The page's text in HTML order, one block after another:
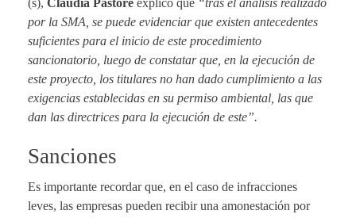
por la SMA, se puede evidenciar que existen antecedentes
suficientes para el inicio de este procedimiento
sancionatorio, luego de constatar que, en la ejecución de
este proyecto, los titulares no han dado cumplimiento a las
exigencias establecidas en su permiso ambiental, las que
dan las directrices para la ejecución de este”.
Sanciones
Es importante recordar que, en el caso de infracciones
leves, las empresas pueden recibir una amonestación por